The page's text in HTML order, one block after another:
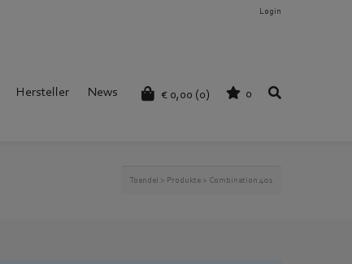
Login
€ 0,00 (0) 0
Hersteller News
Toendel > Produkte > Combination 401